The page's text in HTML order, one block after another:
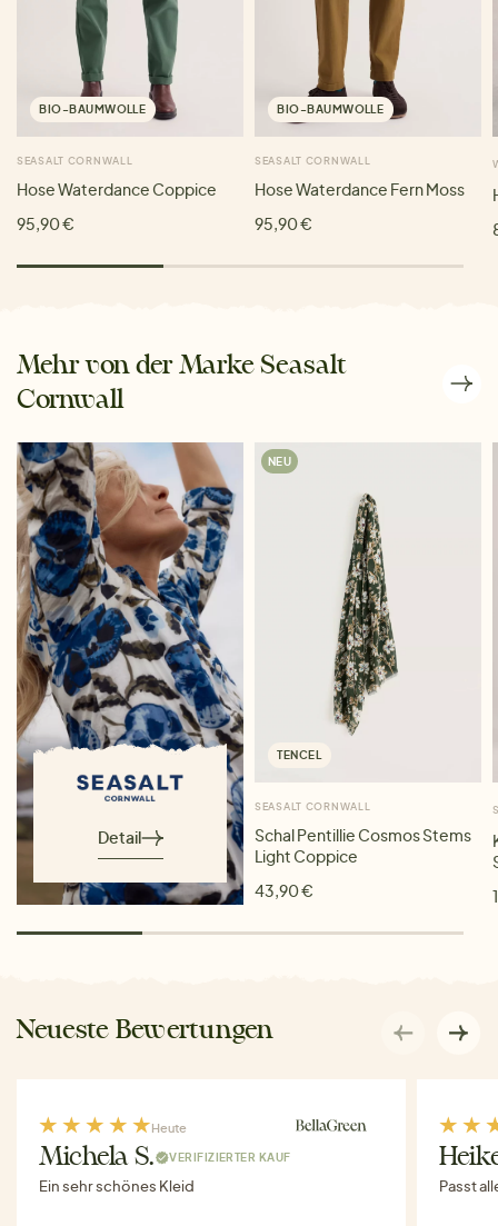
BIO-BAUMWOLLE
SEASALT CORNWALL
Hose Waterdance Coppice
95,90 €
BIO-BAUMWOLLE
SEASALT CORNWALL
Hose Waterdance Fern Moss
95,90 €
Mehr von der Marke Seasalt
Cornwall
Detail
NEU
TENCEL
SEASALT CORNWALL
Schal Pentillie Cosmos Stems
Light Coppice
43,90 €
Neueste Bewertungen
Heute
Michela S. VERIFIZIERTER KAUF
Ein sehr schönes Kleid Passt